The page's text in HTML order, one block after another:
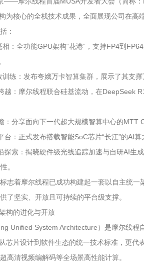
为核心的全栈技术成果，全面展现公司在高
：
相：全功能GPU架构“花港”，支持FP4到
训练：发布夸娥万卡智算集群，展示了其支
越：摩尔线程联合硅基流动，在DeepSeek
：分享面向下一代超大规模智算中心的
台：正式发布搭载智能SoC芯片“长江”的AI
探索：揭晓硬件级光线追踪加速与自研AI生
。
志着摩尔线程已成功构建起一套以自主统
了坚实、开放且可持续的平台级支撑。
构的进化与开放
Unified System Architecture）是摩尔线
芯片设计到软件生态的统一技术标准，更
高清视频编解码等全场景高性能计算。